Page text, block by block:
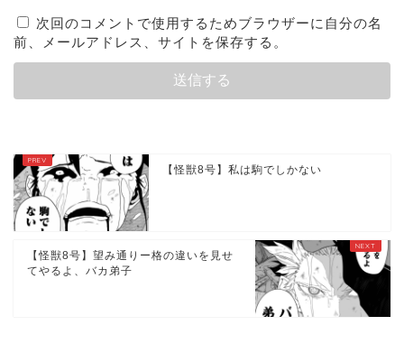
次回のコメントで使用するためブラウザーに自分の名
前、メールアドレス、サイトを保存する。
【怪獣8号】私は駒でしかない
【怪獣8号】望み通りー格の違いを見せ
てやるよ、バカ弟子